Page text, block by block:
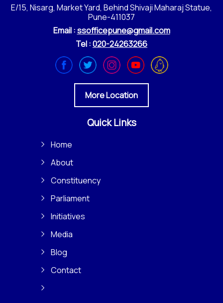
E/15, Nisarg, Market Yard, Behind Shivaji Maharaj Statue,
Pune-411037
Email :ssofficepune@gmail.com
Tel :020-24263266
More Location
Quick Links
Home
About
Constituency
Parliament
Initiatives
Media
Blog
Contact